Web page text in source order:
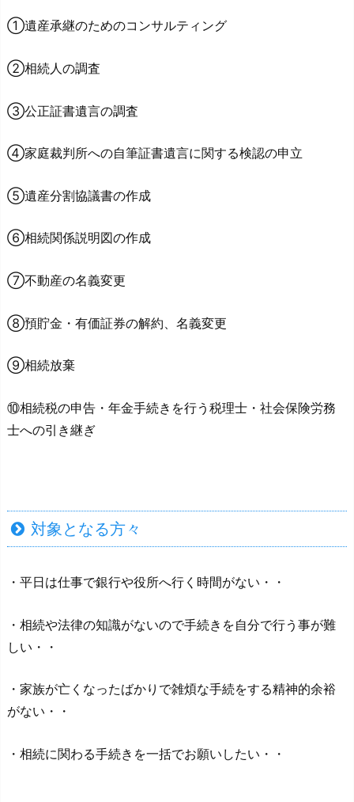
①遺産承継のためのコンサルティング
②相続人の調査
③公正証書遺言の調査
④家庭裁判所への自筆証書遺言に関する検認の申立
⑤遺産分割協議書の作成
⑥相続関係説明図の作成
⑦不動産の名義変更
⑧預貯金・有価証券の解約、名義変更
⑨相続放棄
⑩相続税の申告・年金手続きを行う税理士・社会保険労務
士への引き継ぎ
対象となる方々
・平日は仕事で銀行や役所へ行く時間がない・・
・相続や法律の知識がないので手続きを自分で行う事が難
しい・・
・家族が亡くなったばかりで雑煩な手続をする精神的余裕
がない・・
・相続に関わる手続きを一括でお願いしたい・・